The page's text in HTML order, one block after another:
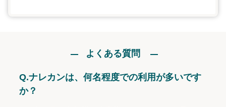
よくある質問
Q.ナレカンは、何名程度での利用が多いです
か？